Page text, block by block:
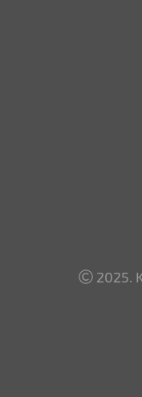
2025.